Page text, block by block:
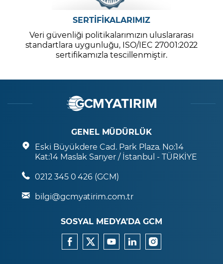
SERTİFİKALARIMIZ
Veri güvenliği politikalarımızın uluslararası
standartlara uygunluğu, ISO/IEC 27001:2022
sertifikamızla tescillenmiştir.
GENEL MÜDÜRLÜK
Eski Büyükdere Cad. Park Plaza. No:14
Kat:14 Maslak Sarıyer / İstanbul - TÜRKİYE
0212 345 0 426 (GCM)
bilgi@gcmyatirim.com.tr
SOSYAL MEDYA’DA GCM